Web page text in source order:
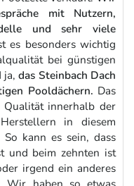
mit Nutzern,
und sehr viele
es besonders wichtig
bei günstigen
ja,das Steinbach Dach
Pooldächern. Das
innerhalb der
in diesem
kann es sein, dass
und beim zehnten ist
irgend ein anderes